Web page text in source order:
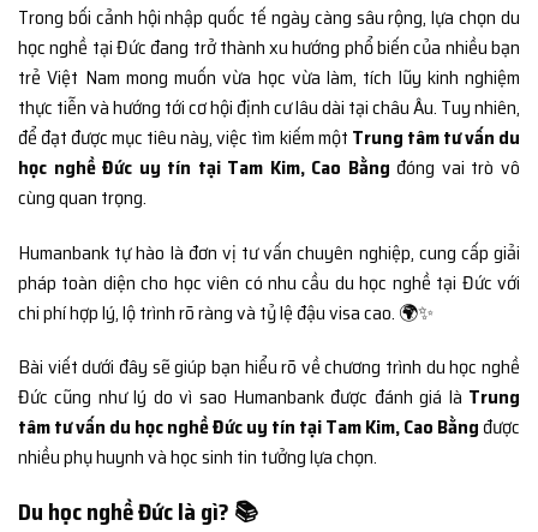
Trong bối cảnh hội nhập quốc tế ngày càng sâu rộng, lựa chọn du
học nghề tại Đức đang trở thành xu hướng phổ biến của nhiều bạn
trẻ Việt Nam mong muốn vừa học vừa làm, tích lũy kinh nghiệm
thực tiễn và hướng tới cơ hội định cư lâu dài tại châu Âu. Tuy nhiên,
để đạt được mục tiêu này, việc tìm kiếm một Trung tâm tư vấn du
học nghề Đức uy tín tại Tam Kim, Cao Bằng đóng vai trò vô
cùng quan trọng.
Humanbank tự hào là đơn vị tư vấn chuyên nghiệp, cung cấp giải
pháp toàn diện cho học viên có nhu cầu du học nghề tại Đức với
chi phí hợp lý, lộ trình rõ ràng và tỷ lệ đậu visa cao. 🌍✨
Bài viết dưới đây sẽ giúp bạn hiểu rõ về chương trình du học nghề
Đức cũng như lý do vì sao Humanbank được đánh giá là Trung
tâm tư vấn du học nghề Đức uy tín tại Tam Kim, Cao Bằngđược
nhiều phụ huynh và học sinh tin tưởng lựa chọn.
Du học nghề Đức là gì? 📚